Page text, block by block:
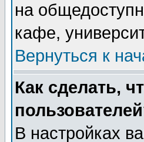
на
кафе,
Вернуться к
Как сделать,
В настройках